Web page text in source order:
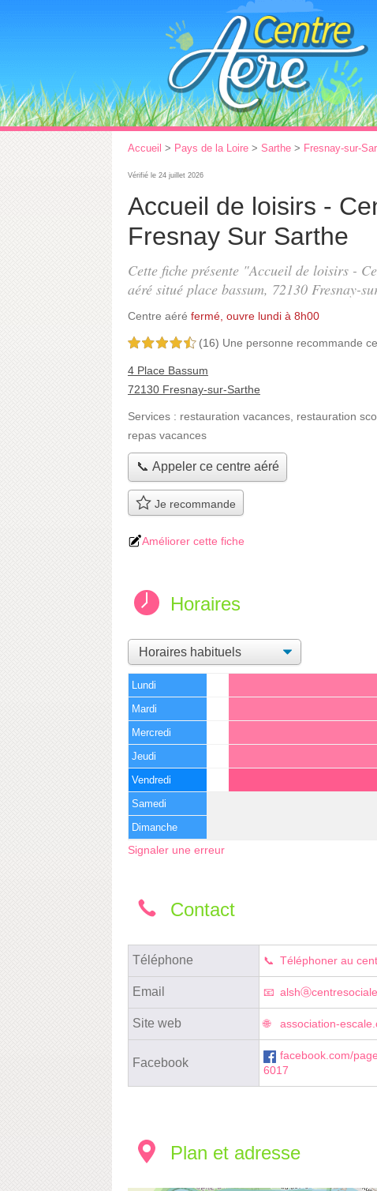
Accueil > Pays de la Loire > Sarthe > Fresnay-sur-
Vérifié le 24 juillet 2026
Accueil de loisirs -
Fresnay Sur Sarthe
Cette fiche présente "Accueil de loisirs -
aéré situé place bassum, 72130 Fresnay-
Centre aéré fermé, ouvre lundi à 8h00
4,5 étoiles sur 5 (16) Une personne recommande
4 Place Bassum
72130 Fresnay-sur-Sarthe
Services : restauration vacances restauration
repas vacances
📞 Appeler ce centre aéré
Je recommande
Améliorer cette fiche
Horaires
Lundi
Mardi
Mercredi
Jeudi
Vendredi
Samedi
Dimanche
Signaler une erreur
Contact
Téléphone Téléphoner au
Email
Site web association-
Facebook
facebook.com/
6017
Plan et adresse